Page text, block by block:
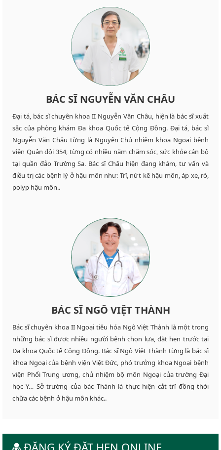
BÁC SĨ NGUYỄN VĂN CHÂU
Đại tá, bác sĩ chuyên khoa II Nguyễn Văn Châu, hiện là bác sĩ xuất
sắc của phòng khám Đa khoa Quốc tế Cộng Đồng. Đại tá, bác sĩ
Nguyễn Văn Châu từng là Nguyên Chủ nhiệm khoa Ngoại bệnh
viện Quân đội 354, từng có nhiều năm chăm sóc, sức khỏe cán bộ
tại quần đảo Trường Sa. Bác sĩ Châu hiện đang khám, tư vấn và
điều trị các bệnh lý ở hậu môn như: Trĩ, nứt kẽ hậu môn, áp xe, rò,
polyp hậu môn..
BÁC SĨ NGÔ VIỆT THÀNH
Bác sĩ chuyên khoa II Ngoại tiêu hóa Ngô Việt Thành là một trong
những bác sĩ được nhiều người bệnh chọn lựa, đặt hẹn trước tại
Đa khoa Quốc tế Cộng Đồng. Bác sĩ Ngô Việt Thành từng là bác sĩ
khoa Ngoại của bệnh viện Việt Đức, phó trưởng khoa Ngoại bệnh
viện Phổi Trung ương, chủ nhiệm bộ môn Ngoại của trường Đại
học Y… Sở trường của bác Thành là thực hiện cắt trĩ đồng thời
chữa các bệnh ở hậu môn khác..
ĐĂNG KÝ ĐẶT HẸN ONLINE